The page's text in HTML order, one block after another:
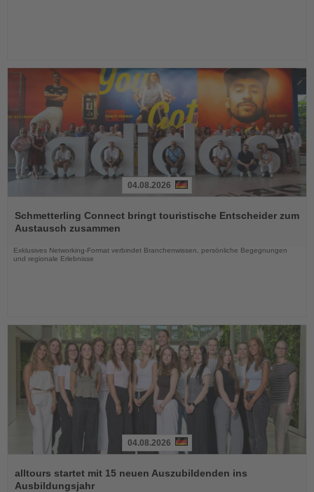
Sie
die
04.08.2026
Schmetterling Connect bringt touristische Entscheider zum
Austausch zusammen
Exklusives Networking-Format verbindet Branchenwissen, persönliche Begegnungen
und regionale Erlebnisse
Sie
die
04.08.2026
alltours startet mit 15 neuen Auszubildenden ins
Ausbildungsjahr